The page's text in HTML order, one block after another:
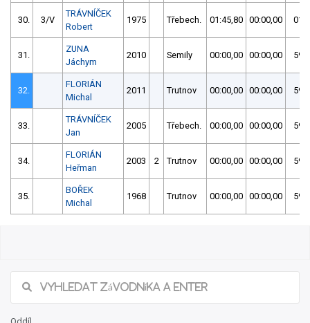
30. 3/V
TRÁVNÍČEK
Robert
1975 Třebech. 01:45,80 00:00,00
31.
ZUNA
Jáchym
2010 Semily 00:00,00 00:00,00
32.
FLORIÁN
Michal
2011 Trutnov 00:00,00 00:00,00
33.
TRÁVNÍČEK
Jan
2005 Třebech. 00:00,00 00:00,00
34.
FLORIÁN
Heřman
2003 2 Trutnov 00:00,00 00:00,00
35.
BOŘEK
Michal
1968 Trutnov 00:00,00 00:00,00